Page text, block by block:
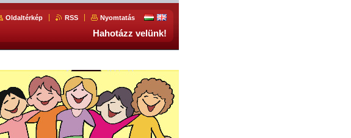
Oldaltérkép RSS Nyomtatás
Hahotázz velünk!